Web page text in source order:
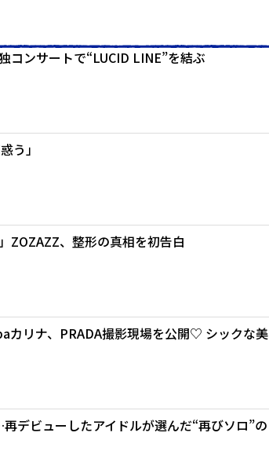
コンサートで“LUCID LINE”を結ぶ
う」
ZOZAZZ、整形の真相を初告白
カリナ、PRADA撮影現場を公開♡ シックな美
デビューしたアイドルが選んだ“再びソロ”の